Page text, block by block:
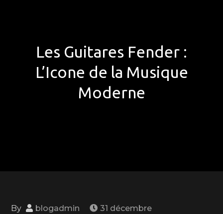
Les Guitares Fender :
L’Icone de la Musique
Moderne
By blogadmin
31 décembre